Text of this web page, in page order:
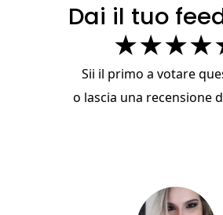
Dai il tuo
★★★★
Sii il primo a votare
o lascia una recensione